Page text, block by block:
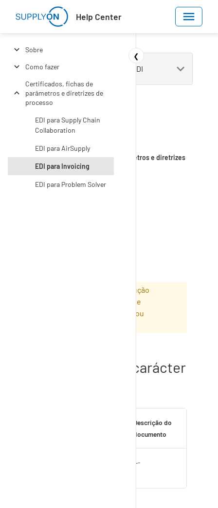
Skip to main content
Help Center
Sobre
Como fazer
Certificados, fichas de
parâmetros e diretrizes de
processo
EDI para Supply Chain
Collaboration
EDI para AirSupply
EDI para Invoicing
EDI para Problem Solver
❮
Ligação M2M / EDI
Certificados, fichas de parâmetros e diretrizes
de processo
Nota: Este artigo é uma tradução
automática. A SupplyOn não se
responsabiliza pela exatidão ou
Informações de carácter
Descrição do
documento
---